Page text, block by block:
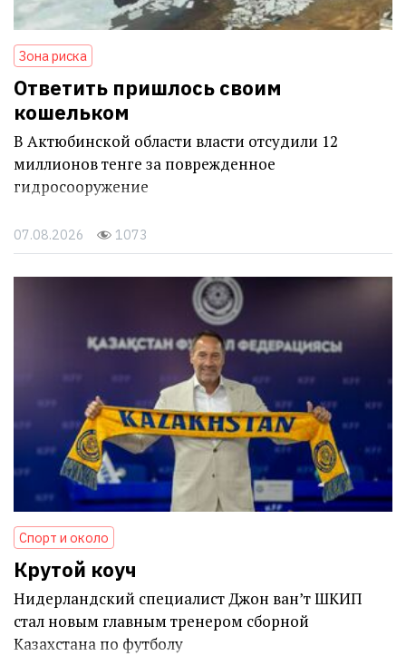
Зона риска
Ответить пришлось своим
кошельком
В Актюбинской области власти отсудили 12
миллионов тенге за поврежденное
гидросооружение
07.08.2026 1073
Спорт и около
Крутой коуч
Нидерландский специалист Джон ван’т ШКИП
стал новым главным тренером сборной
Казахстана по футболу